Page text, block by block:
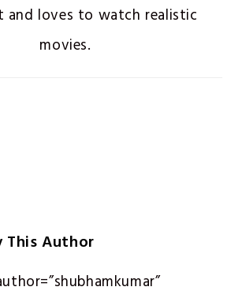
and loves to watch realistic
movies.
This Author